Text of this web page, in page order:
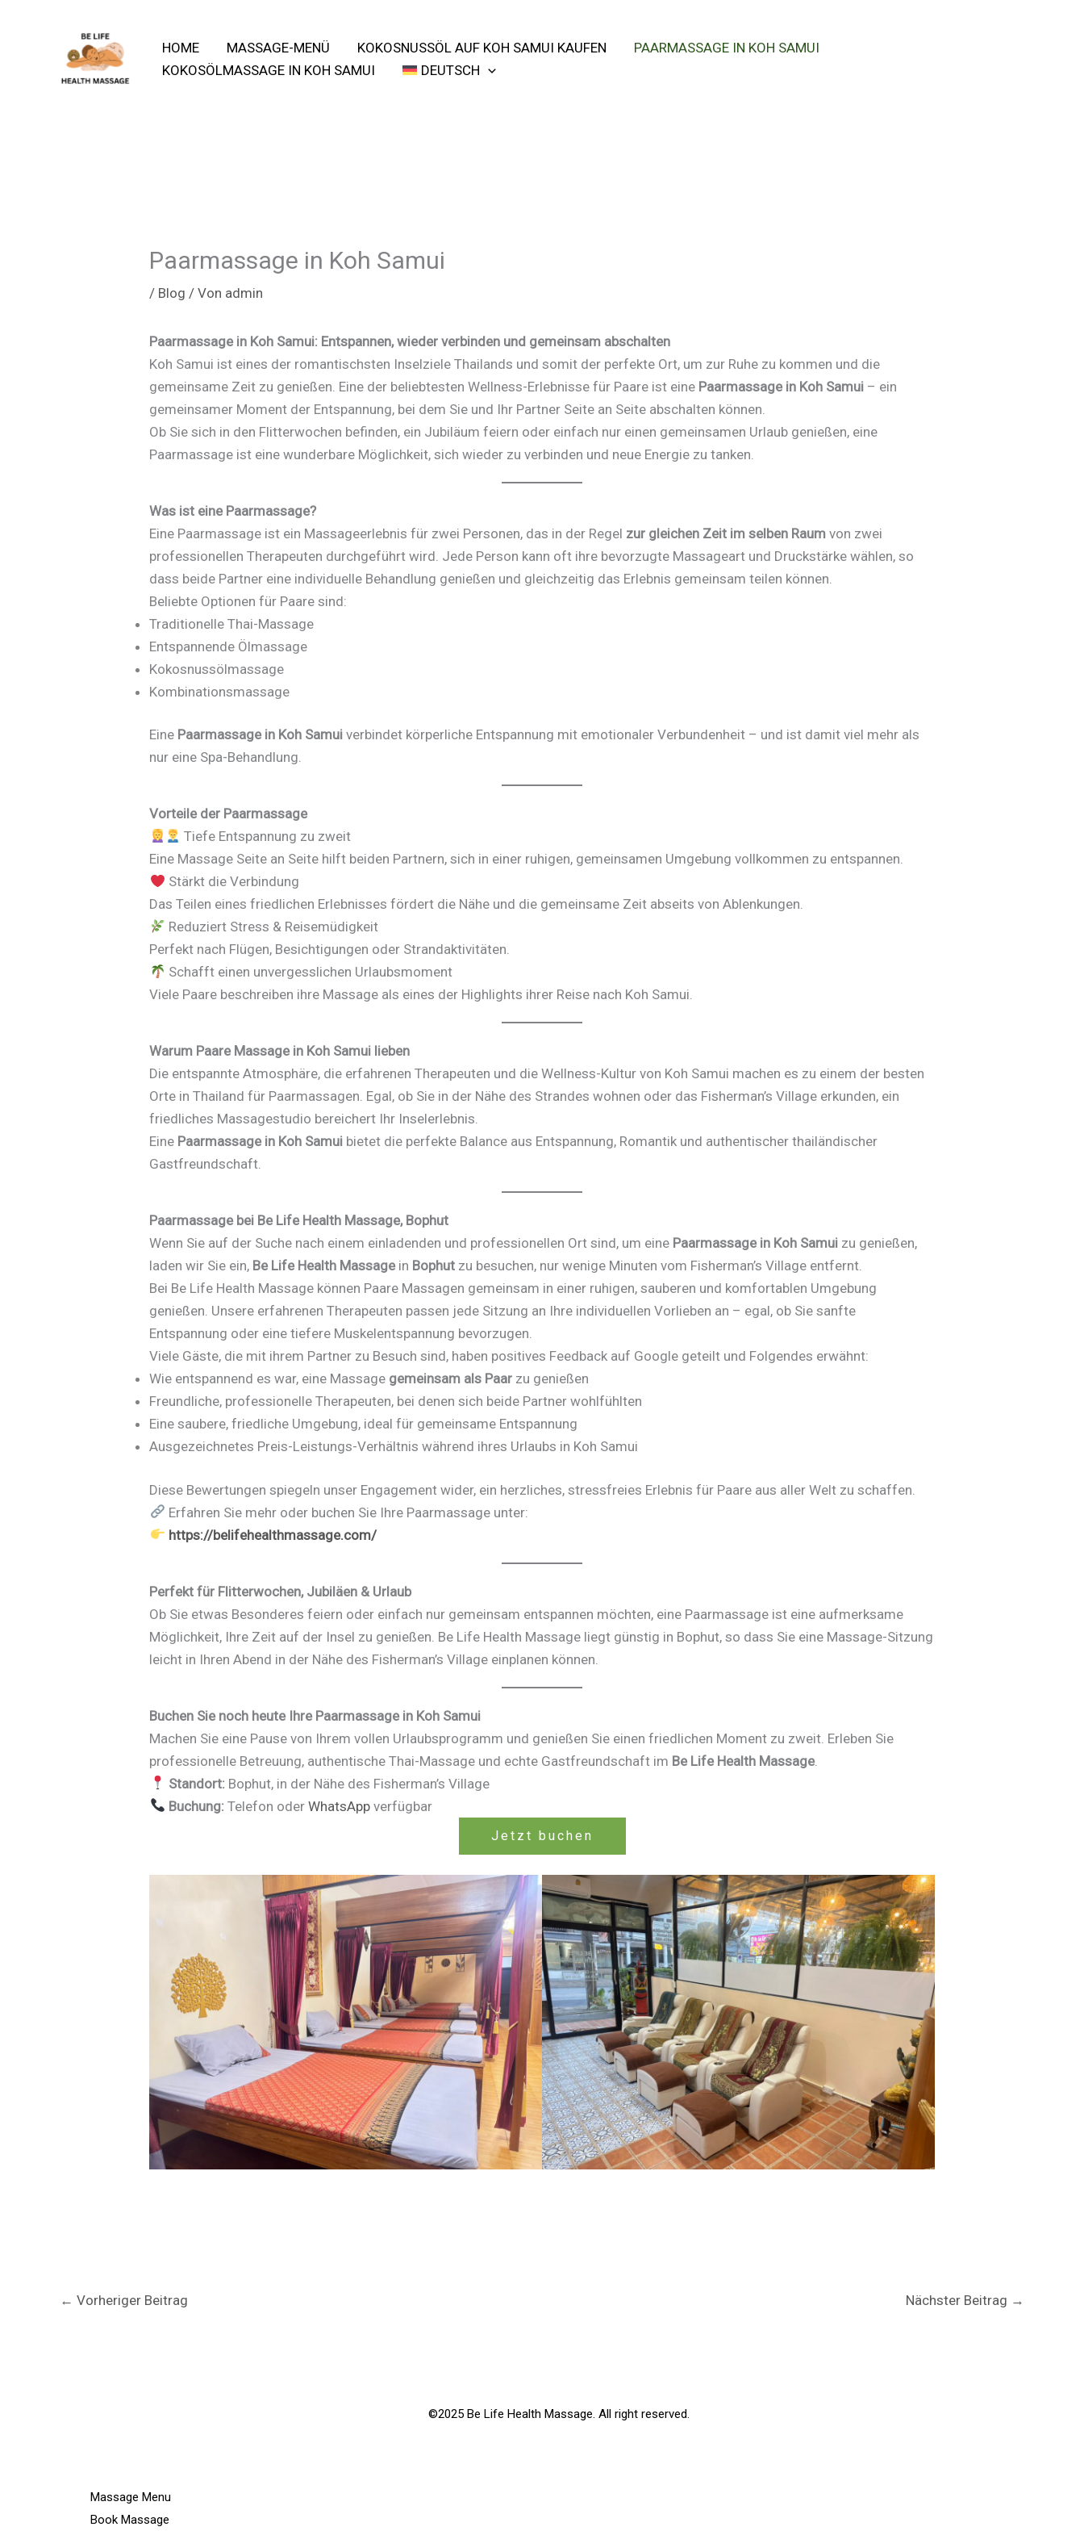
HOME MASSAGE-MENÜ KOKOSNUSSÖL AUF KOH SAMUI KAUFEN
PAARMASSAGE IN KOH SAMUI
KOKOSÖLMASSAGE IN KOH SAMUI
DEUTSCH
Paarmassage in Koh Samui
/ Blog / Von admin
Paarmassage in Koh Samui: Entspannen, wieder verbinden und gemeinsam abschalten
Koh Samui ist eines der romantischsten Inselziele Thailands und somit der perfekte Ort, um zur Ruhe zu kommen und die
gemeinsame Zeit zu genießen. Eine der beliebtesten Wellness-Erlebnisse für Paare ist eine Paarmassage in Koh Samui – ein
gemeinsamer Moment der Entspannung, bei dem Sie und Ihr Partner Seite an Seite abschalten können.
Ob Sie sich in den Flitterwochen befinden, ein Jubiläum feiern oder einfach nur einen gemeinsamen Urlaub genießen, eine
Paarmassage ist eine wunderbare Möglichkeit, sich wieder zu verbinden und neue Energie zu tanken.
Was ist eine Paarmassage?
Eine Paarmassage ist ein Massageerlebnis für zwei Personen, das in der Regel zur gleichen Zeit im selben Raum von zwei
professionellen Therapeuten durchgeführt wird. Jede Person kann oft ihre bevorzugte Massageart und Druckstärke wählen, so
dass beide Partner eine individuelle Behandlung genießen und gleichzeitig das Erlebnis gemeinsam teilen können.
Beliebte Optionen für Paare sind:
Traditionelle Thai-Massage
Entspannende Ölmassage
Kokosnussölmassage
Kombinationsmassage
Eine Paarmassage in Koh Samui verbindet körperliche Entspannung mit emotionaler Verbundenheit – und ist damit viel mehr als
nur eine Spa-Behandlung.
Vorteile der Paarmassage
Tiefe Entspannung zu zweit
Eine Massage Seite an Seite hilft beiden Partnern, sich in einer ruhigen, gemeinsamen Umgebung vollkommen zu entspannen.
Stärkt die Verbindung
Das Teilen eines friedlichen Erlebnisses fördert die Nähe und die gemeinsame Zeit abseits von Ablenkungen.
Reduziert Stress & Reisemüdigkeit
Perfekt nach Flügen, Besichtigungen oder Strandaktivitäten.
Schafft einen unvergesslichen Urlaubsmoment
Viele Paare beschreiben ihre Massage als eines der Highlights ihrer Reise nach Koh Samui.
Warum Paare Massage in Koh Samui lieben
Die entspannte Atmosphäre, die erfahrenen Therapeuten und die Wellness-Kultur von Koh Samui machen es zu einem der besten
Orte in Thailand für Paarmassagen. Egal, ob Sie in der Nähe des Strandes wohnen oder das Fisherman’s Village erkunden, ein
friedliches Massagestudio bereichert Ihr Inselerlebnis.
Eine Paarmassage in Koh Samui bietet die perfekte Balance aus Entspannung, Romantik und authentischer thailändischer
Gastfreundschaft.
Paarmassage bei Be Life Health Massage, Bophut
Wenn Sie auf der Suche nach einem einladenden und professionellen Ort sind, um eine Paarmassage in Koh Samui zu genießen,
laden wir Sie ein, Be Life Health Massagein Bophut zu besuchen, nur wenige Minuten vom Fisherman’s Village entfernt.
Bei Be Life Health Massage können Paare Massagen gemeinsam in einer ruhigen, sauberen und komfortablen Umgebung
genießen. Unsere erfahrenen Therapeuten passen jede Sitzung an Ihre individuellen Vorlieben an – egal, ob Sie sanfte
Entspannung oder eine tiefere Muskelentspannung bevorzugen.
Viele Gäste, die mit ihrem Partner zu Besuch sind, haben positives Feedback auf Google geteilt und Folgendes erwähnt:
Wie entspannend es war, eine Massage gemeinsam als Paar zu genießen
Freundliche, professionelle Therapeuten, bei denen sich beide Partner wohlfühlten
Eine saubere, friedliche Umgebung, ideal für gemeinsame Entspannung
Ausgezeichnetes Preis-Leistungs-Verhältnis während ihres Urlaubs in Koh Samui
Diese Bewertungen spiegeln unser Engagement wider, ein herzliches, stressfreies Erlebnis für Paare aus aller Welt zu schaffen.
Erfahren Sie mehr oder buchen Sie Ihre Paarmassage unter:
https://belifehealthmassage.com/
Perfekt für Flitterwochen, Jubiläen & Urlaub
Ob Sie etwas Besonderes feiern oder einfach nur gemeinsam entspannen möchten, eine Paarmassage ist eine aufmerksame
Möglichkeit, Ihre Zeit auf der Insel zu genießen. Be Life Health Massage liegt günstig in Bophut, so dass Sie eine Massage-Sitzung
leicht in Ihren Abend in der Nähe des Fisherman’s Village einplanen können.
Buchen Sie noch heute Ihre Paarmassage in Koh Samui
Machen Sie eine Pause von Ihrem vollen Urlaubsprogramm und genießen Sie einen friedlichen Moment zu zweit. Erleben Sie
professionelle Betreuung, authentische Thai-Massage und echte Gastfreundschaft im Be Life Health Massage.
Standort: Bophut, in der Nähe des Fisherman’s Village
Buchung: Telefon oder WhatsApp verfügbar
Jetzt buchen
← Vorheriger Beitrag Nächster Beitrag →
Massage Menu
Book Massage
©2025 Be Life Health Massage. All right reserved.